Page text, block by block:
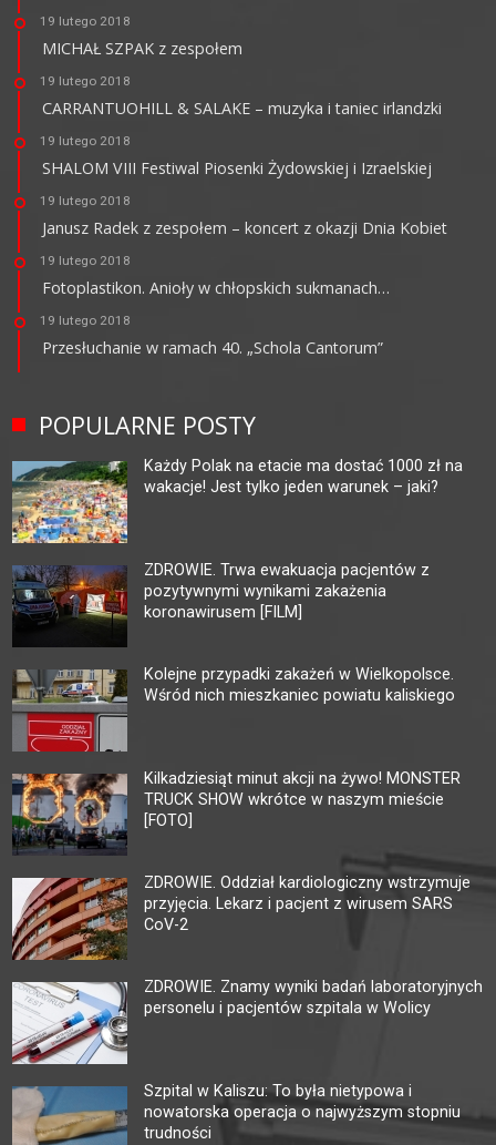
19 lutego 2018
MICHAŁ SZPAK z zespołem
19 lutego 2018
CARRANTUOHILL & SALAKE – muzyka i taniec irlandzki
19 lutego 2018
SHALOM VIII Festiwal Piosenki Żydowskiej i Izraelskiej
19 lutego 2018
Janusz Radek z zespołem – koncert z okazji Dnia Kobiet
19 lutego 2018
Fotoplastikon. Anioły w chłopskich sukmanach…
19 lutego 2018
Przesłuchanie w ramach 40. „Schola Cantorum”
POPULARNE POSTY
Każdy Polak na etacie ma dostać 1000 zł na
wakacje! Jest tylko jeden warunek – jaki?
ZDROWIE. Trwa ewakuacja pacjentów z
pozytywnymi wynikami zakażenia
koronawirusem [FILM]
Kolejne przypadki zakażeń w Wielkopolsce.
Wśród nich mieszkaniec powiatu kaliskiego
Kilkadziesiąt minut akcji na żywo! MONSTER
TRUCK SHOW wkrótce w naszym mieście
[FOTO]
ZDROWIE. Oddział kardiologiczny wstrzymuje
przyjęcia. Lekarz i pacjent z wirusem SARS
CoV-2
ZDROWIE. Znamy wyniki badań laboratoryjnych
personelu i pacjentów szpitala w Wolicy
Szpital w Kaliszu: To była nietypowa i
nowatorska operacja o najwyższym stopniu
trudności